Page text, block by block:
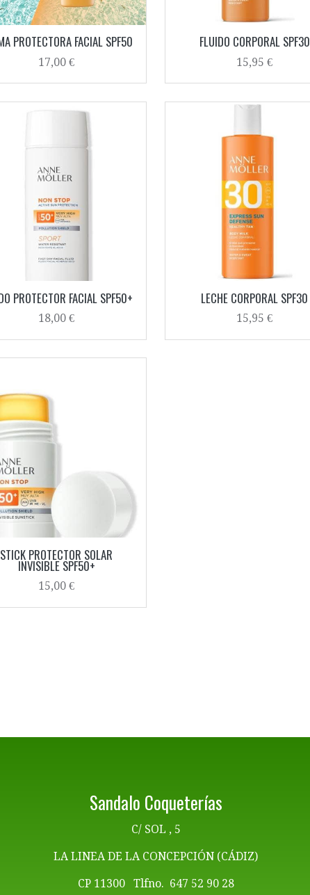
PROTECTORA FACIAL SPF50
17,00 €
FLUIDO CORPORAL SPF30
15,95 €
PROTECTOR FACIAL SPF50+
18,00 €
LECHE CORPORAL SPF30
15,95 €
STICK PROTECTOR SOLAR
INVISIBLE SPF50+
15,00 €
Sandalo Coqueterías
C/ SOL , 5
LA LINEA DE LA CONCEPCIÓN (CÁDIZ)
CP 11300 Tlfno. 647 52 90 28